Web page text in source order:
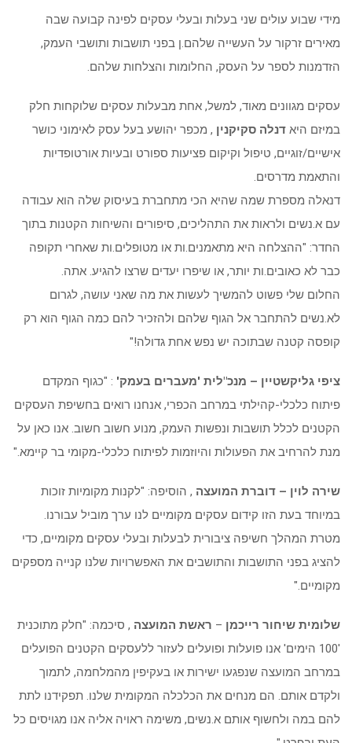
מידי שבוע עולים שני בעלות ובעלי עסקים לפינה קבועה שבה
מאירים זרקור על העשייה שלהם.ן בפני תושבות ותושבי העמק,
הזדמנות לספר על העסק, החלומות והצלחות שלהם.
עסקים מגוונים מאוד, למשל, אחת מבעלות עסקים שלוקחות חלק
במיזם היא דנלה סקיקנין , מכפר יהושע בעל עסק לאימוני כושר
אישיים/זוגיים, טיפול וקיקום פציעות ספורט ובעיות אורטופדיות
והתאמת מדרסים.
דנאלה מספרת שמה שהיא הכי מתחברת בעיסוק שלה הוא עבודה
עם א.נשים ולראות את התהליכים, סיפורים והשיחות הקטנות בתוך
החדר: "ההצלחה היא מתאמנים.ות או מטופלים.ות שאחרי תקופה
כבר לא כאובים.ות יותר, או שיפרו יעדים שרצו להגיע. אתה.
החלום שלי פשוט להמשיך לעשות את מה שאני עושה, לגרום
לא.נשים להתחבר אל הגוף שלהם ולהזכיר להם כמה הגוף הוא רק
קופסה קטנה שבתוכה יש נפש אחת גדולה!"
ציפי גליקשטיין – מנכ"לית 'מעברים בעמק' : "כגוף המקדם
פיתוח כלכלי-קהילתי במרחב הכפרי, אנחנו רואים בחשיפת העסקים
הקטנים לכלל תושבות ונפשות העמק, מנוע חשוב חשוב. אנו כאן על
מנת להרחיב את הפעולות והיוזמות לפיתוח כלכלי-מקומי בר קיימא."
שירה לוין – דוברת המועצה , הוסיפה: "לקנות מקומיות זוכות
במיוחד בעת הזו קידום עסקים מקומיים לנו ערך מוביל עבורנו.
מטרת המהלך חשיפה ציבורית לבעלות ובעלי עסקים מקומיים, כדי
להציג בפני התושבות והתושבים את האפשרויות שלנו קנייה מספקים
מקומיים."
שלומית שיחור רייכמן – ראשת המועצה , סיכמה: "חלק מתוכנית
'100 הימים' אנו פועלות ופועלים לעזור ללעסקים הקטנים הפועלים
במרחב המועצה שנפגעו ישירות או בעקיפין מהמלחמה, לתמוך
ולקדם אותם. הם מנחים את הכלכלה המקומית שלנו. תפקידנו לתת
להם במה ולחשוף אותם א.נשים, משימה ראויה אליה אנו מגויסים כל